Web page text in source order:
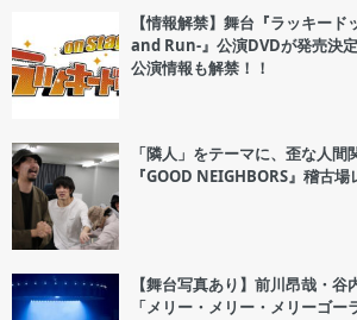
【情報解禁】舞台『ラッキー
and Run-』公演DVDが発売決
公演情報も解禁！！
「隣人」をテーマに、歪な人
『GOOD NEIGHBORS』稽古場
【舞台写真あり】前川昂哉・
「メリー・メリー・メリーゴー